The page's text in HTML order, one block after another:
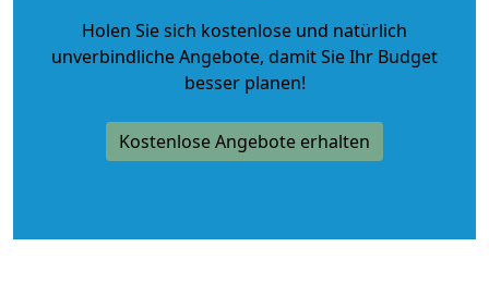
Holen Sie sich kostenlose und natürlich
unverbindliche Angebote, damit Sie Ihr Budget
besser planen!
Kostenlose Angebote erhalten